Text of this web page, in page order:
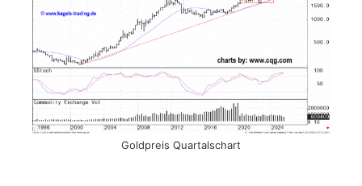
Goldpreis Quartalschart